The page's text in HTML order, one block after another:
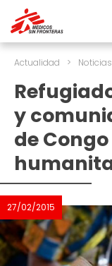
Actualidad > Noticias
y
de
27/02/2015